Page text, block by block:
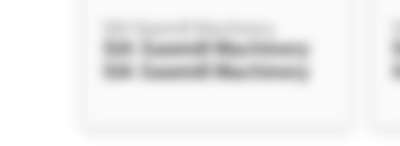
SIA Sawmill Machinery
SIA Sawmill Machinery